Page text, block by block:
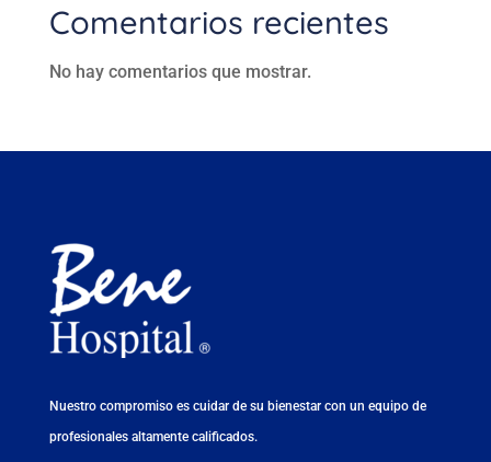
Comentarios recientes
No hay comentarios que mostrar.
Nuestro compromiso es cuidar de su bienestar con un equipo de
profesionales altamente calificados.